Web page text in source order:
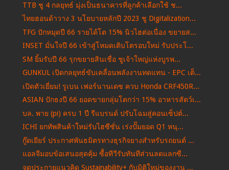
TTB ชู 4 กลยุทธ์ มุ่งเป็นธนาคารที่ลูกค้าเลือกใช้ ช...
ไทยฮอนด้าวาง 3 นโยบายหลักปี 2023 ชู Digitalization...
TFG ปักหมุดปี 66 รายได้โต 15% นิวไฮต่อเนื่อง ขยายส...
INSET มั่นใจปี 66 เข้าสู่โหมดเติบโตรอบใหม่ รับประโ...
SM ยิ้มรับปี 66 รุกขยายสินเชื่อ ชูเจ้าใหญ่แห่งบูรพ...
GUNKUL เปิดกลยุทธ์ขับเคลื่อนพลังงานทดแทน - EPC เต็...
เปิดตัวเยี่ยม! รูเบน เฟอร์นานเดซ ควบ Honda CRF450R...
ASIAN ปักธงปี 66 ยอดขายกลุ่มโตกว่า 15% อาหารสัตว์เ...
บล. พาย (pi) ครบ 1 ปี รีแบรนด์ ปรับโฉมสู่คอนเซ็ปต์...
ICHI ยกทัพสินค้าใหม่รับไฮซีซั่น เร่งปั๊มยอด Q1 หนุ...
กู๊ดเยียร์ ประกาศพันธมิตรทางธุรกิจยางสำหรับรถยนต์ ...
แอลจีมอบข้อเสนอสุดคุ้ม ซื้อทีวีรับทันทีส่วนลดแลกซื...
จุดประกายแนวคิด Sustainability+ กับมิติใหม่ของงาน ...